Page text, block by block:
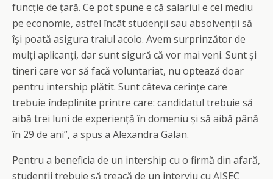
funcție de țară. Ce pot spune e că salariul e cel mediu
pe economie, astfel încât studenții sau absolvenții să
își poată asigura traiul acolo. Avem surprinzător de
mulți aplicanți, dar sunt sigură că vor mai veni. Sunt și
tineri care vor să facă voluntariat, nu optează doar
pentru intership plătit. Sunt câteva cerințe care
trebuie îndeplinite printre care: candidatul trebuie să
aibă trei luni de experiență în domeniu și să aibă până
în 29 de ani”, a spus a Alexandra Galan.
Pentru a beneficia de un intership cu o firmă din afară,
studenții trebuie să treacă de un interviu cu AISEC